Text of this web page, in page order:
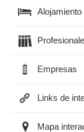
Alojamiento
Empresas
Links de
Mapa